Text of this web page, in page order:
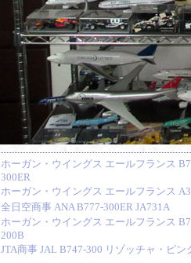
ホーガン・ウイングス エールフランス
300ER
ホーガン・ウイングス エールフランス
全日空商事 ANA B777-300ER JA731A
ホーガン・ウイングス エールフランス
200B
JTA商事 JAL B747-300 リゾッチャ・ピン